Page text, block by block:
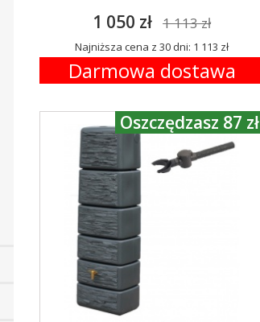
1 050 zł 1 113 zł
Najniższa cena z 30 dni: 1 113 zł
Darmowa dostawa
Oszczędzasz 87 zł